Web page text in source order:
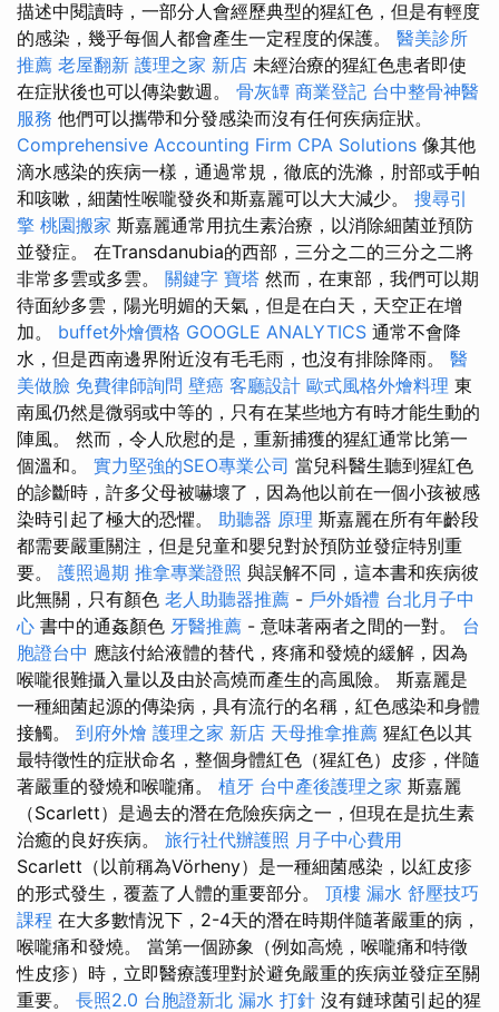
描述中閱讀時，一部分人會經歷典型的猩紅色，但是有輕度
的感染，幾乎每個人都會產生一定程度的保護。 醫美診所
推薦 老屋翻新 護理之家 新店 未經治療的猩紅色患者即使
在症狀後也可以傳染數週。 骨灰罈 商業登記 台中整骨神醫
服務 他們可以攜帶和分發感染而沒有任何疾病症狀。
Comprehensive Accounting Firm CPA Solutions 像其他
滴水感染的疾病一樣，通過常規，徹底的洗滌，肘部或手帕
和咳嗽，細菌性喉嚨發炎和斯嘉麗可以大大減少。 搜尋引
擎 桃園搬家 斯嘉麗通常用抗生素治療，以消除細菌並預防
並發症。 在Transdanubia的西部，三分之二的三分之二將
非常多雲或多雲。 關鍵字 寶塔 然而，在東部，我們可以期
待面紗多雲，陽光明媚的天氣，但是在白天，天空正在增
加。 buffet外燴價格 GOOGLE ANALYTICS 通常不會降
水，但是西南邊界附近沒有毛毛雨，也沒有排除降雨。 醫
美做臉 免費律師詢問 壁癌 客廳設計 歐式風格外燴料理 東
南風仍然是微弱或中等的，只有在某些地方有時才能生動的
陣風。 然而，令人欣慰的是，重新捕獲的猩紅通常比第一
個溫和。 實力堅強的SEO專業公司 當兒科醫生聽到猩紅色
的診斷時，許多父母被嚇壞了，因為他以前在一個小孩被感
染時引起了極大的恐懼。 助聽器 原理 斯嘉麗在所有年齡段
都需要嚴重關注，但是兒童和嬰兒對於預防並發症特別重
要。 護照過期 推拿專業證照 與誤解不同，這本書和疾病彼
此無關，只有顏色 老人助聽器推薦 - 戶外婚禮 台北月子中
心 書中的通姦顏色 牙醫推薦 - 意味著兩者之間的一對。 台
胞證台中 應該付給液體的替代，疼痛和發燒的緩解，因為
喉嚨很難攝入量以及由於高燒而產生的高風險。 斯嘉麗是
一種細菌起源的傳染病，具有流行的名稱，紅色感染和身體
接觸。 到府外燴 護理之家 新店 天母推拿推薦 猩紅色以其
最特徵性的症狀命名，整個身體紅色（猩紅色）皮疹，伴隨
著嚴重的發燒和喉嚨痛。 植牙 台中產後護理之家 斯嘉麗
（Scarlett）是過去的潛在危險疾病之一，但現在是抗生素
治癒的良好疾病。 旅行社代辦護照 月子中心費用
Scarlett（以前稱為Vörheny）是一種細菌感染，以紅皮疹
的形式發生，覆蓋了人體的重要部分。 頂樓 漏水 舒壓技巧
課程 在大多數情況下，2-4天的潛在時期伴隨著嚴重的病，
喉嚨痛和發燒。 當第一個跡象（例如高燒，喉嚨痛和特徵
性皮疹）時，立即醫療護理對於避免嚴重的疾病並發症至關
重要。 長照2.0 台胞證新北 漏水 打針 沒有鏈球菌引起的猩